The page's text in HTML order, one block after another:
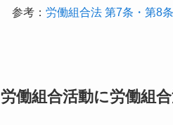
参考： 労働組合法 第7条・第8
労働組合活動に労働組